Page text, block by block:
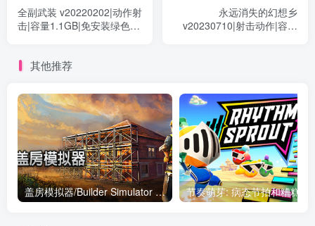
全副武装 v20220202|动作射
击|容量1.1GB|免安装绿色中
永远消失的幻想乡
v20230710|射击动作|容量
其他推荐
盖房模拟器/Builder Simulator v1.91|模拟经营|容量11.5G|免安装绿色中文版